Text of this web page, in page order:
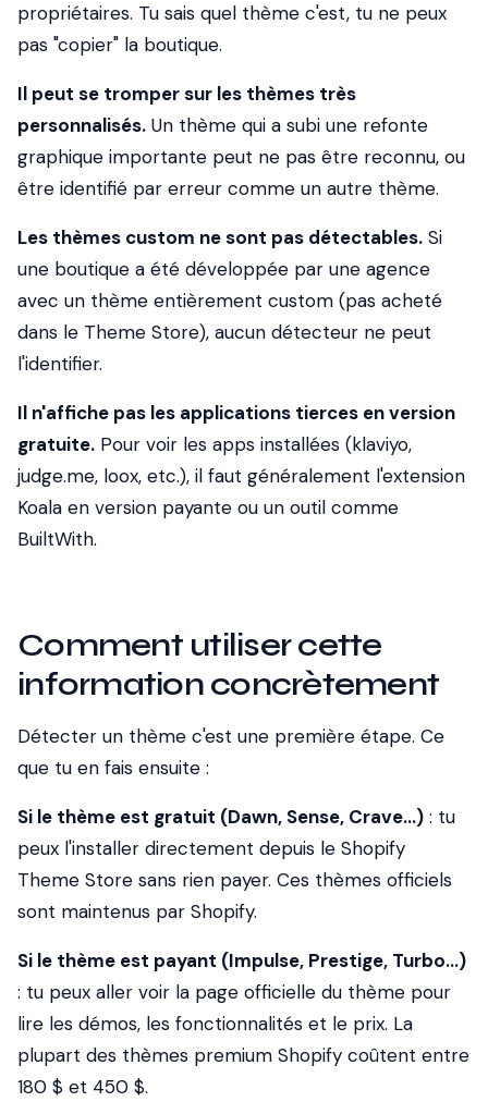
propriétaires. Tu sais quel thème c'est, tu ne peux
pas "copier" la boutique.
Il peut se tromper sur les thèmes très
personnalisés. Un thème qui a subi une refonte
graphique importante peut ne pas être reconnu, ou
être identifié par erreur comme un autre thème.
Les thèmes custom ne sont pas détectables. Si
une boutique a été développée par une agence
avec un thème entièrement custom (pas acheté
dans le Theme Store), aucun détecteur ne peut
l'identifier.
Il n'affiche pas les applications tierces en version
gratuite. Pour voir les apps installées (klaviyo,
judge.me, loox, etc.), il faut généralement l'extension
Koala en version payante ou un outil comme
BuiltWith.
Comment utiliser cette
information concrètement
Détecter un thème c'est une première étape. Ce
que tu en fais ensuite :
Si le thème est gratuit (Dawn, Sense, Crave...) : tu
peux l'installer directement depuis le Shopify
Theme Store sans rien payer. Ces thèmes officiels
sont maintenus par Shopify.
Si le thème est payant (Impulse, Prestige, Turbo...)
: tu peux aller voir la page officielle du thème pour
lire les démos, les fonctionnalités et le prix. La
plupart des thèmes premium Shopify coûtent entre
180 $ et 450 $.